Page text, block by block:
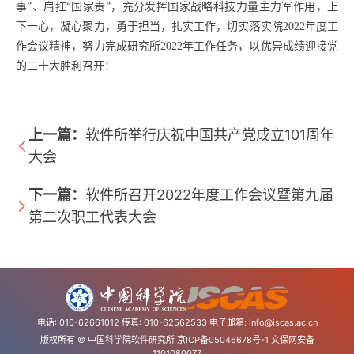
事”、肩扛“国家责”，充分发挥国家战略科技力量主力军作用，上
下一心，凝心聚力，勇于担当，扎实工作，切实落实院2022年度工
作会议精神，努力完成研究所2022年工作任务，以优异成绩迎接党
的二十大胜利召开！
上一篇： 软件所举行庆祝中国共产党成立101周年
大会
下一篇： 软件所召开2022年度工作会议暨第九届
第二次职工代表大会
电话: 010-62661012 传真: 010-62562533 电子邮箱: info@iscas.ac.cn
版权所有 © 中国科学院软件研究所 京ICP备05046678号-1 文保网安备